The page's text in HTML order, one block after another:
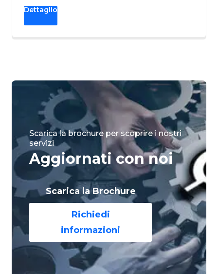
Dettaglio
Scarica la brochure per scoprire i nostri
servizi
Aggiornati con noi
Scarica la Brochure
Richiedi
informazioni